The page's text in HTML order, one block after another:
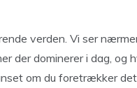
verden. Vi ser
der dominerer i dag, og
om du foretrækker det